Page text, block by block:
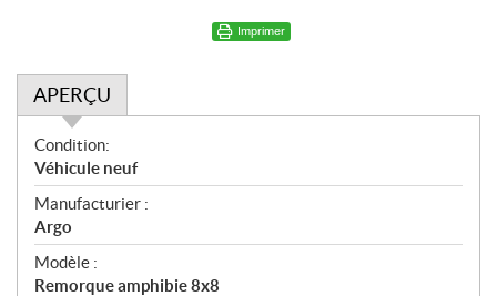
Imprimer
APERÇU
A
p
e
r
ç
u
Condition:
Véhicule neuf
Manufacturier :
Argo
Modèle :
Remorque amphibie 8x8